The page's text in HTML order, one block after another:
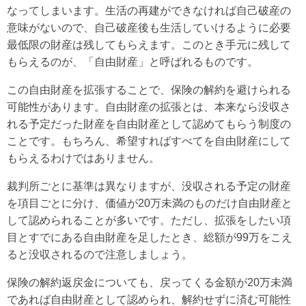
なってしまいます。生活の再建ができなければ自己破産の
意味がないので、自己破産後も生活していけるように必要
最低限の財産は残してもらえます。このとき手元に残して
もらえるのが、「自由財産」と呼ばれるものです。
この自由財産を拡張することで、保険の解約を避けられる
可能性があります。自由財産の拡張とは、本来なら没収さ
れる予定だった財産を自由財産として認めてもらう制度の
ことです。もちろん、希望すればすべてを自由財産にして
もらえるわけではありません。
裁判所ごとに基準は異なりますが、没収される予定の財産
を項目ごとに分け、価値が20万未満のものだけ自由財産と
して認められることが多いです。ただし、拡張をしたい項
目とすでにある自由財産を足したとき、総額が99万をこえ
ると没収されるので注意しましょう。
保険の解約返戻金についても、戻ってくる金額が20万未満
であれば自由財産として認められ、解約せずに済む可能性